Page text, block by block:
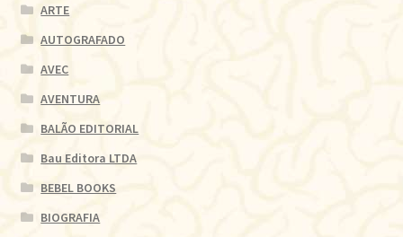
ARTE
AUTOGRAFADO
AVEC
AVENTURA
BALÃO EDITORIAL
Bau Editora LTDA
BEBEL BOOKS
BIOGRAFIA